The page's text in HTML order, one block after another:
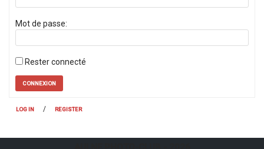
Mot de passe:
Rester connecté
CONNEXION
LOG IN / REGISTER